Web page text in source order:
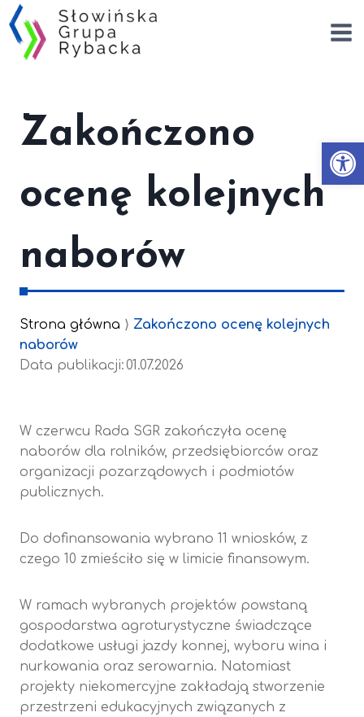
Przejdź
do
treści
Zakończono
ocenę kolejnych
naborów
Strona główna ⟩ Zakończono ocenę kolejnych
naborów
Data publikacji:01.07.2026
W czerwcu Rada SGR zakończyła ocenę
naborów dla rolników, przedsiębiorców oraz
organizacji pozarządowych i podmiotów
publicznych.
Do dofinansowania wybrano 11 wniosków, z
czego 10 zmieściło się w limicie finansowym.
W ramach wybranych projektów powstaną
gospodarstwa agroturystyczne świadczące
dodatkowe usługi jazdy konnej, wyboru wina i
nurkowania oraz serowarnia. Natomiast
projekty niekomercyjne zakładają stworzenie
przestrzeni edukacyjnych związanych z